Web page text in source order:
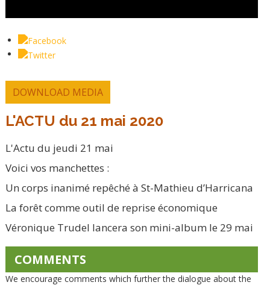
DOWNLOAD MEDIA
L'ACTU du 21 mai 2020
L'Actu du jeudi 21 mai
Voici vos manchettes :
Un corps inanimé repêché à St-Mathieu d’Harricana
La forêt comme outil de reprise économique
Véronique Trudel lancera son mini-album le 29 mai
COMMENTS
We encourage comments which further the dialogue about the